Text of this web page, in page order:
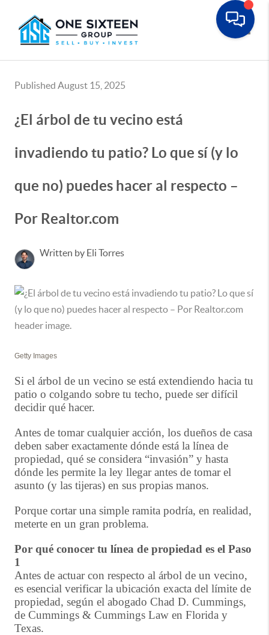
Published August 15, 2025
¿El árbol de tu vecino está
invadiendo tu patio? Lo que sí (y lo
que no) puedes hacer al respecto –
Por Realtor.com
Written by Eli Torres
Getty Images
Si el árbol de un vecino se está extendiendo hacia tu
patio o colgando sobre tu techo, puede ser difícil
decidir qué hacer.
Antes de tomar cualquier acción, los dueños de casa
deben saber exactamente dónde está la línea de
propiedad, qué se considera “invasión” y hasta
dónde les permite la ley llegar antes de tomar el
asunto (y las tijeras) en sus propias manos.
Porque cortar una simple ramita podría, en realidad,
meterte en un gran problema.
Por qué conocer tu línea de propiedad es el Paso
1
Antes de actuar con respecto al árbol de un vecino,
es esencial verificar la ubicación exacta del límite de
propiedad, según el abogado Chad D. Cummings,
de Cummings & Cummings Law en Florida y
Texas.